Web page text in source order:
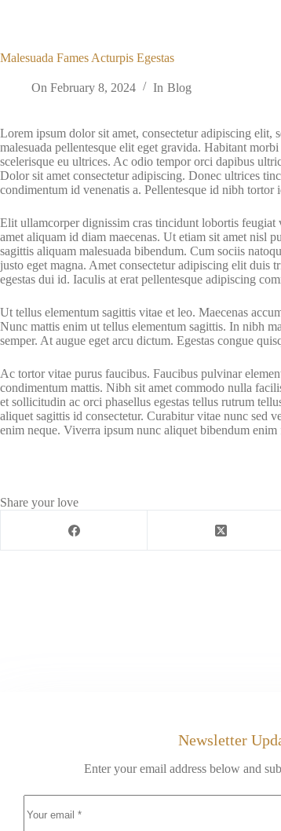
Malesuada Fames Acturpis Egestas
On February 8, 2024 In Blog
Lorem ipsum dolor sit amet, consectetur adipiscing elit,
malesuada pellentesque elit eget gravida. Habitant
scelerisque eu ultrices. Ac odio tempor orci dapibus
Dolor sit amet consectetur adipiscing. Donec ultrices
condimentum id venenatis a. Pellentesque id nibh
Elit ullamcorper dignissim cras tincidunt lobortis
amet aliquam id diam maecenas. Ut etiam sit amet nisl
sagittis aliquam malesuada bibendum. Cum sociis
justo eget magna. Amet consectetur adipiscing elit duis
egestas dui id. Iaculis at erat pellentesque adipiscing
Ut tellus elementum sagittis vitae et leo. Maecenas
Nunc mattis enim ut tellus elementum sagittis. In nibh
semper. At augue eget arcu dictum. Egestas congue
Ac tortor vitae purus faucibus. Faucibus pulvinar
condimentum mattis. Nibh sit amet commodo nulla
et sollicitudin ac orci phasellus egestas tellus rutrum
aliquet sagittis id consectetur. Curabitur vitae nunc sed
enim neque. Viverra ipsum nunc aliquet bibendum
Share your love
Newsletter
Enter your email address below and